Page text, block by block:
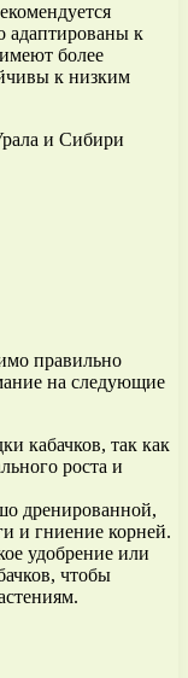
адаптированы к
более
к низким
и Сибири
правильно
на следующие
кабачков, так как
роста и
дренированной,
и гниение корней.
удобрение или
чтобы